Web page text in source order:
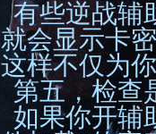
有些逆战辅
就会显示卡
这样不仅为
第五，检查
如果你开辅